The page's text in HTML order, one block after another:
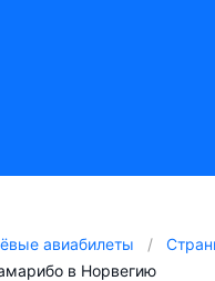
авиабилеты
в Норвегию